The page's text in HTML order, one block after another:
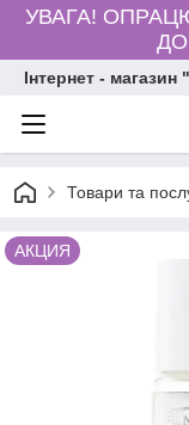
УВАГА!
ДО
Інтернет -
Товари та
АКЦИЯ